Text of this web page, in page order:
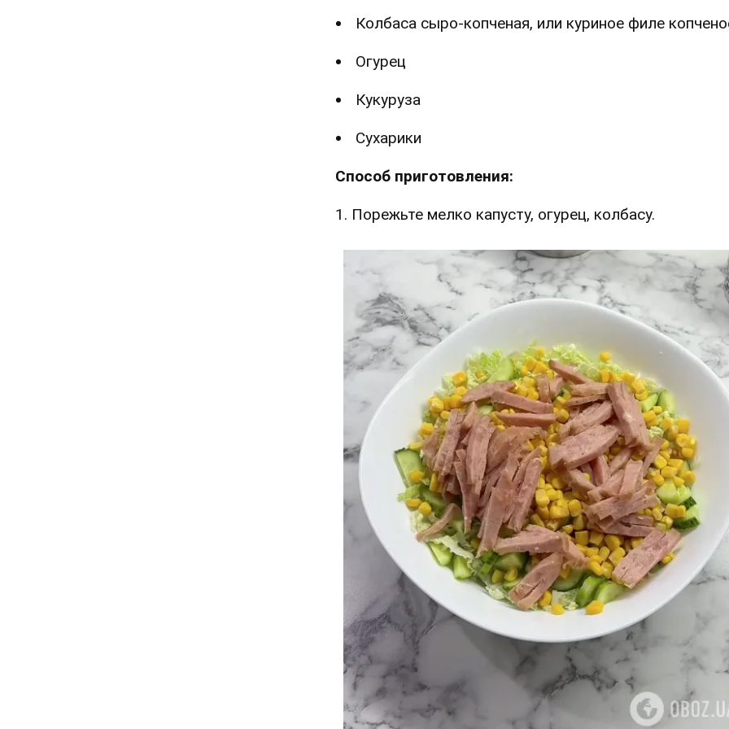
Колбаса сыро-копченая, или куриное филе
Огурец
Кукуруза
Сухарики
Способ приготовления:
1. Порежьте мелко капусту, огурец, колбасу.